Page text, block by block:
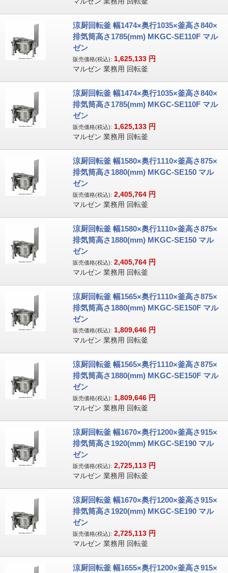
涼厨回転釜 幅1474×奥行1035×釜高さ840×
排気筒高さ1785(mm) MKGC-SE110F マル
ゼン
販売価格(税込): 1,625,133 円
マルゼン 業務用 回転釜
涼厨回転釜 幅1474×奥行1035×釜高さ840×
排気筒高さ1785(mm) MKGC-SE110F マル
ゼン
販売価格(税込): 1,625,133 円
マルゼン 業務用 回転釜
涼厨回転釜 幅1580×奥行1110×釜高さ875×
排気筒高さ1880(mm) MKGC-SE150 マル
ゼン
販売価格(税込): 2,405,764 円
マルゼン 業務用 回転釜
涼厨回転釜 幅1580×奥行1110×釜高さ875×
排気筒高さ1880(mm) MKGC-SE150 マル
ゼン
販売価格(税込): 2,405,764 円
マルゼン 業務用 回転釜
涼厨回転釜 幅1565×奥行1110×釜高さ875×
排気筒高さ1880(mm) MKGC-SE150F マル
ゼン
販売価格(税込): 1,809,646 円
マルゼン 業務用 回転釜
涼厨回転釜 幅1565×奥行1110×釜高さ875×
排気筒高さ1880(mm) MKGC-SE150F マル
ゼン
販売価格(税込): 1,809,646 円
マルゼン 業務用 回転釜
涼厨回転釜 幅1670×奥行1200×釜高さ915×
排気筒高さ1920(mm) MKGC-SE190 マル
ゼン
販売価格(税込): 2,725,113 円
マルゼン 業務用 回転釜
涼厨回転釜 幅1670×奥行1200×釜高さ915×
排気筒高さ1920(mm) MKGC-SE190 マル
ゼン
販売価格(税込): 2,725,113 円
マルゼン 業務用 回転釜
涼厨回転釜 幅1655×奥行1200×釜高さ915×